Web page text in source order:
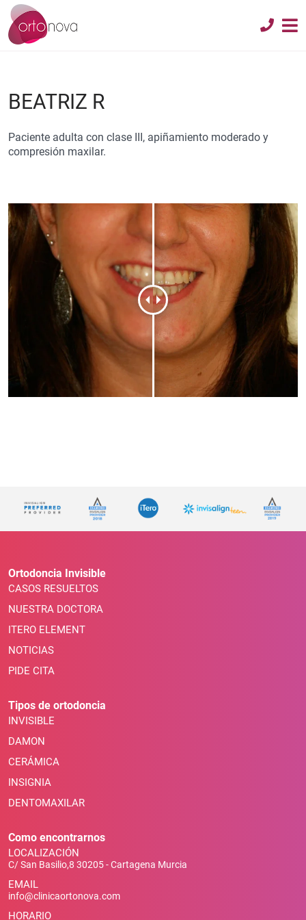
BEATRIZ R
Paciente adulta con clase III, apiñamiento moderado y
compresión maxilar.
Ortodoncia Invisible
CASOS RESUELTOS
NUESTRA DOCTORA
ITERO ELEMENT
NOTICIAS
PIDE CITA
Tipos de ortodoncia
INVISIBLE
DAMON
CERÁMICA
INSIGNIA
DENTOMAXILAR
Como encontrarnos
LOCALIZACIÓN
C/ San Basilio,8 30205 - Cartagena Murcia
EMAIL
info@clinicaortonova.com
HORARIO